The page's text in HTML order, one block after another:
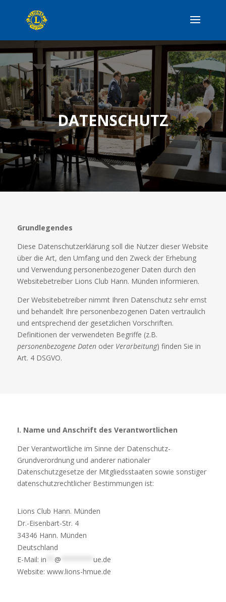
DATENSCHUTZ
Grundlegendes
Diese Datenschutzerklärung soll die Nutzer dieser Website
über die Art, den Umfang und den Zweck der Erhebung
und Verwendung personenbezogener Daten durch den
Websitebetreiber Lions Club Hann. Münden informieren.
Der Websitebetreiber nimmt Ihren Datenschutz sehr ernst
und behandelt Ihre personenbezogenen Daten vertraulich
und entsprechend der gesetzlichen Vorschriften.
Definitionen der verwendeten Begriffe (z.B.
personenbezogene Datenoder Verarbeitung) finden Sie in
Art. 4 DSGVO.
I. Name und Anschrift des Verantwortlichen
Der Verantwortliche im Sinne der Datenschutz-
Grundverordnung und anderer nationaler
Datenschutzgesetze der Mitgliedsstaaten sowie sonstiger
datenschutzrechtlicher Bestimmungen ist:
Lions Club Hann. Münden
Dr.-Eisenbart-Str. 4
34346 Hann. Münden
Deutschland
E-Mail: in @
ue.de
Website: www.lions-hmue.de